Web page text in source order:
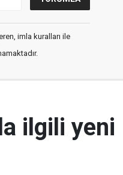
imla kuralları ile
ilgili yeni